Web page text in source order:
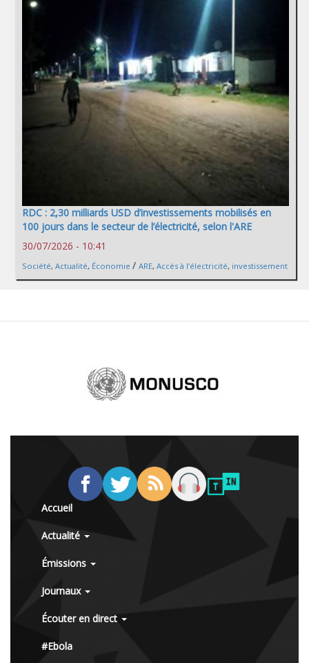
RDC : 2,30 milliards USD d’investissements mobilisés en
100 jours dans le secteur de l’électricité, selon l'ARE
30/07/2026 - 10:41
Société, Actualité, Économie / ARE, Accès à l’électricité, investissement
Accueil
Actualité
Émissions
Journaux
Écouter en direct
#Ebola